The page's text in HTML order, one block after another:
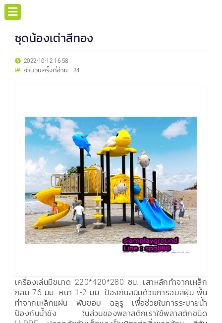
ชุดน้องเต่าสีทอง
2022-10-12 16:58
จำนวนครั้งที่อ่าน : 84
เครื่องเล่นมีขนาด 220*420*280 ซม. เสาหลักทำจากเหล็ก
กลม 76 มม. หนา 1-2 มม. ป้องกันสนิมด้วยการอบสีฝุ่น พื้น
ทำจากเหล็กแผ่น พับขอบ ฉลุรู เพื่อช่วยในการระบายน้ำ
ป้องกันน้ำขัง ในส่วนของพลาสติกเราใช้พลาสติกชนิด